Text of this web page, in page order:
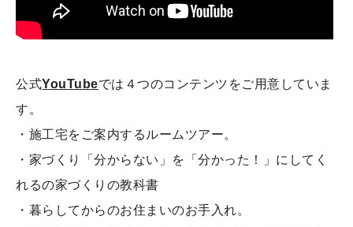
公式YouTubeでは４つのコンテンツをご用意していま
す。
・施工宅をご案内するルームツアー。
・家づくり「分からない」を「分かった！」にしてく
れるの家づくりの教科書
・暮らしてからのお住まいのお手入れ。